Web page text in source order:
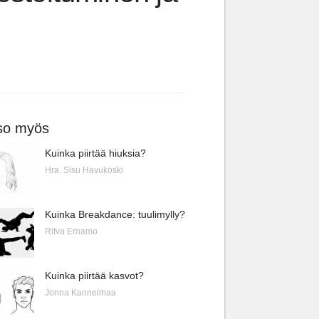
myös
Kuinka piirtää hiuksia?
Hra. Sisu Havukoski
Kuinka Breakdance: tuulimylly?
Ritva Ernamo
Kuinka piirtää kasvot?
Jonna Kannelmaa